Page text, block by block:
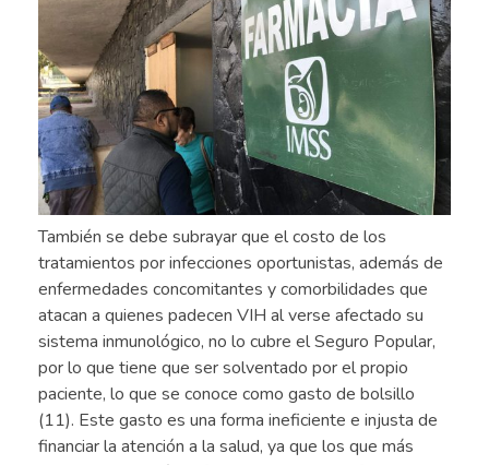
También se debe subrayar que el costo de los
tratamientos por infecciones oportunistas, además de
enfermedades concomitantes y comorbilidades que
atacan a quienes padecen VIH al verse afectado su
sistema inmunológico, no lo cubre el Seguro Popular,
por lo que tiene que ser solventado por el propio
paciente, lo que se conoce como gasto de bolsillo
(11). Este gasto es una forma ineficiente e injusta de
financiar la atención a la salud, ya que los que más